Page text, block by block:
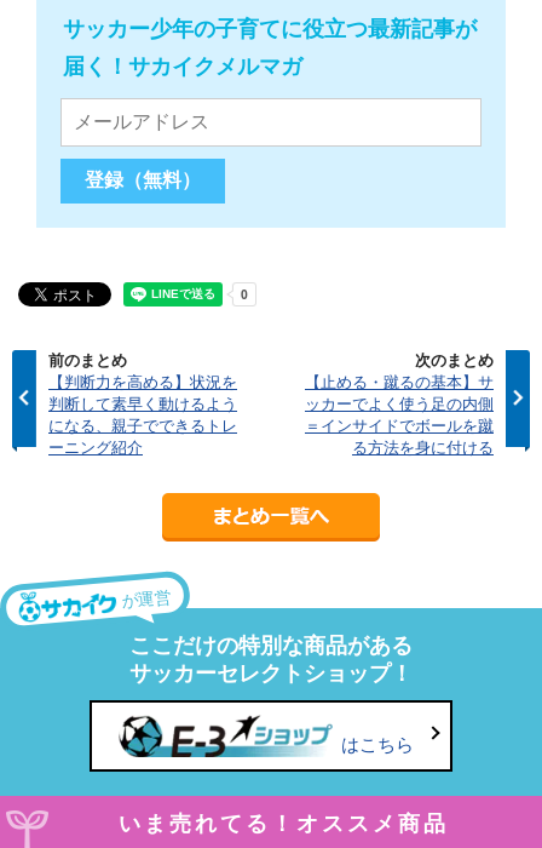
サッカー少年の子育てに役立つ最新記事が
届く！サカイクメルマガ
前のまとめ
【判断力を高める】状況を
判断して素早く動けるよう
になる、親子でできるトレ
ーニング紹介
次のまとめ
【止める・蹴るの基本】サ
ッカーでよく使う足の内側
＝インサイドでボールを蹴
る方法を身に付ける
が運営
ここだけの特別な商品がある
サッカーセレクトショップ！
はこちら
いま売れてる！オススメ商品